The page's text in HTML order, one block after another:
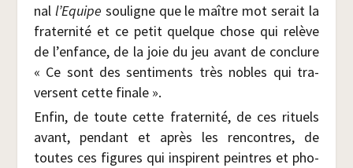
nal l’Equipe sou­ligne que le maître mot serait la
fra­ter­ni­té et ce petit quelque chose qui relève
de l’enfance, de la joie du jeu avant de conclure
« Ce sont des sen­ti­ments très nobles qui tra­
versent cette finale ».
Enfin, de toute cette fra­ter­ni­té, de ces rituels
avant, pen­dant et après les ren­contres, de
toutes ces figures qui ins­pirent peintres et pho­